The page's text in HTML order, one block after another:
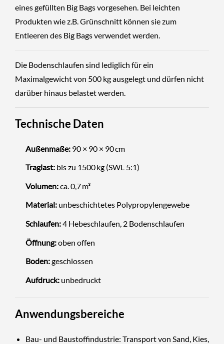
eines gefüllten Big Bags vorgesehen. Bei leichten
Produkten wie z.B. Grünschnitt können sie zum
Entleeren des Big Bags verwendet werden.
Die Bodenschlaufen sind lediglich für ein
Maximalgewicht von 500 kg ausgelegt und dürfen nicht
darüber hinaus belastet werden.
Technische Daten
Außenmaße:90 × 90 × 90 cm
Traglast:bis zu 1500 kg (SWL 5:1)
Volumen:ca. 0,7 m³
Material:unbeschichtetes Polypropylengewebe
Schlaufen:4 Hebeschlaufen, 2 Bodenschlaufen
Öffnung:oben offen
Boden:geschlossen
Aufdruck:unbedruckt
Anwendungsbereiche
Bau- und Baustoffindustrie: Transport von Sand, Kies,